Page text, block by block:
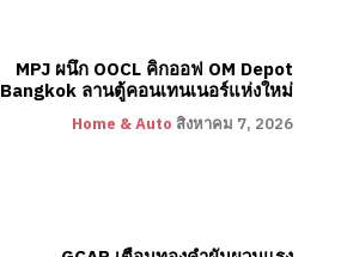
MPJ ผนึก OOCL คิกออฟ OM Depot
Bangkok ลานตู้คอนเทนเนอร์แห่งใหม่
Home & Auto สิงหาคม 7, 2026